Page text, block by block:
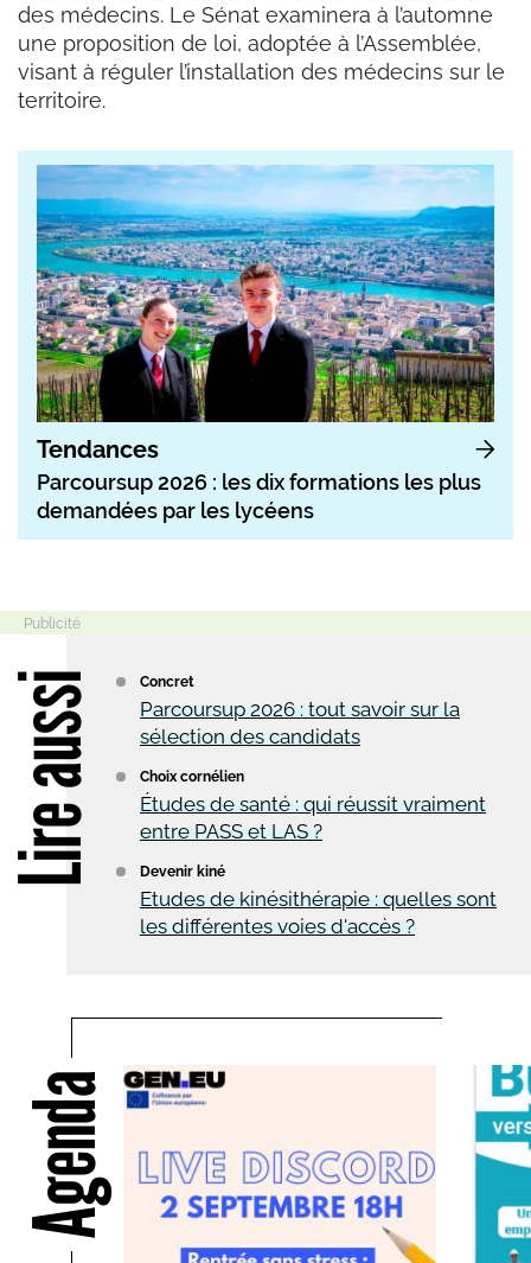
des médecins. Le Sénat examinera à l’automne
une proposition de loi, adoptée à l’Assemblée,
visant à réguler l’installation des médecins sur le
territoire.
Tendances
Parcoursup 2026 : les dix formations les plus
demandées par les lycéens
Concret
Parcoursup 2026 : tout savoir sur la
sélection des candidats
Choix cornélien
Études de santé : qui réussit vraiment
entre PASS et LAS ?
Devenir kiné
Etudes de kinésithérapie : quelles sont
les différentes voies d'accès ?
Agenda